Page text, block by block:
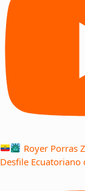
Royer Porras
Desfile Ecuatoriano